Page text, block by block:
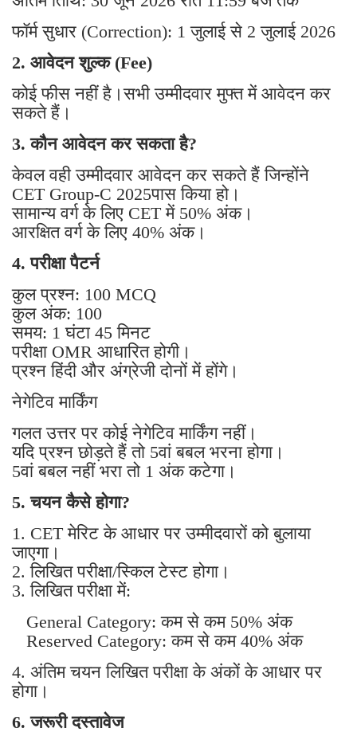
फॉर्म सुधार (Correction): 1 जुलाई से 2 जुलाई 2026
2. आवेदन शुल्क (Fee)
कोई फीस नहीं है।सभी उम्मीदवार मुफ्त में आवेदन कर
सकते हैं।
3. कौन आवेदन कर सकता है?
केवल वही उम्मीदवार आवेदन कर सकते हैं जिन्होंने
CET Group-C 2025पास किया हो।
सामान्य वर्ग के लिए CET में 50% अंक।
आरक्षित वर्ग के लिए 40% अंक।
4. परीक्षा पैटर्न
कुल प्रश्न: 100 MCQ
कुल अंक: 100
समय: 1 घंटा 45 मिनट
परीक्षा OMR आधारित होगी।
प्रश्न हिंदी और अंग्रेजी दोनों में होंगे।
नेगेटिव मार्किंग
गलत उत्तर पर कोई नेगेटिव मार्किंग नहीं।
यदि प्रश्न छोड़ते हैं तो 5वां बबल भरना होगा।
5वां बबल नहीं भरा तो 1 अंक कटेगा।
5. चयन कैसे होगा?
1. CET मेरिट के आधार पर उम्मीदवारों को बुलाया
जाएगा।
2. लिखित परीक्षा/स्किल टेस्ट होगा।
3. लिखित परीक्षा में:
General Category: कम से कम 50% अंक
Reserved Category: कम से कम 40% अंक
4. अंतिम चयन लिखित परीक्षा के अंकों के आधार पर
होगा।
6. जरूरी दस्तावेज